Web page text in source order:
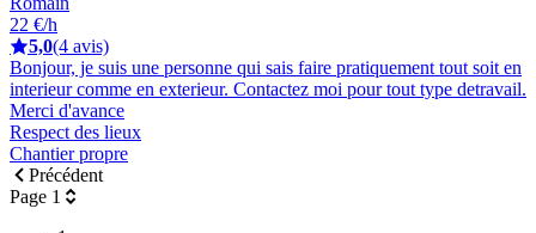
22 €/h
5,0(4 avis)
Bonjour, je suis une personne qui sais faire pratiquement tout soit en
interieur comme en exterieur. Contactez moi pour tout type detravail.
Merci d'avance
Respect des lieux
Chantier propre
Précédent
Page 1